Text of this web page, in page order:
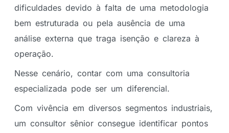
dificuldades devido à falta de uma metodologia
bem estruturada ou pela ausência de uma
análise externa que traga isenção e clareza à
operação.
Nesse cenário, contar com uma consultoria
especializada pode ser um diferencial.
Com vivência em diversos segmentos industriais,
um consultor sênior consegue identificar pontos